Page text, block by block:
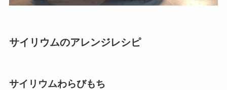
サイリウムのアレンジレシピ
サイリウムわらびもち